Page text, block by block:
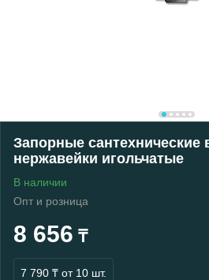
Запорные сантехнические
нержавейки игольчатые
В наличии
Опт и розница
8 656 ₸
7 790 ₸ от 10 шт.